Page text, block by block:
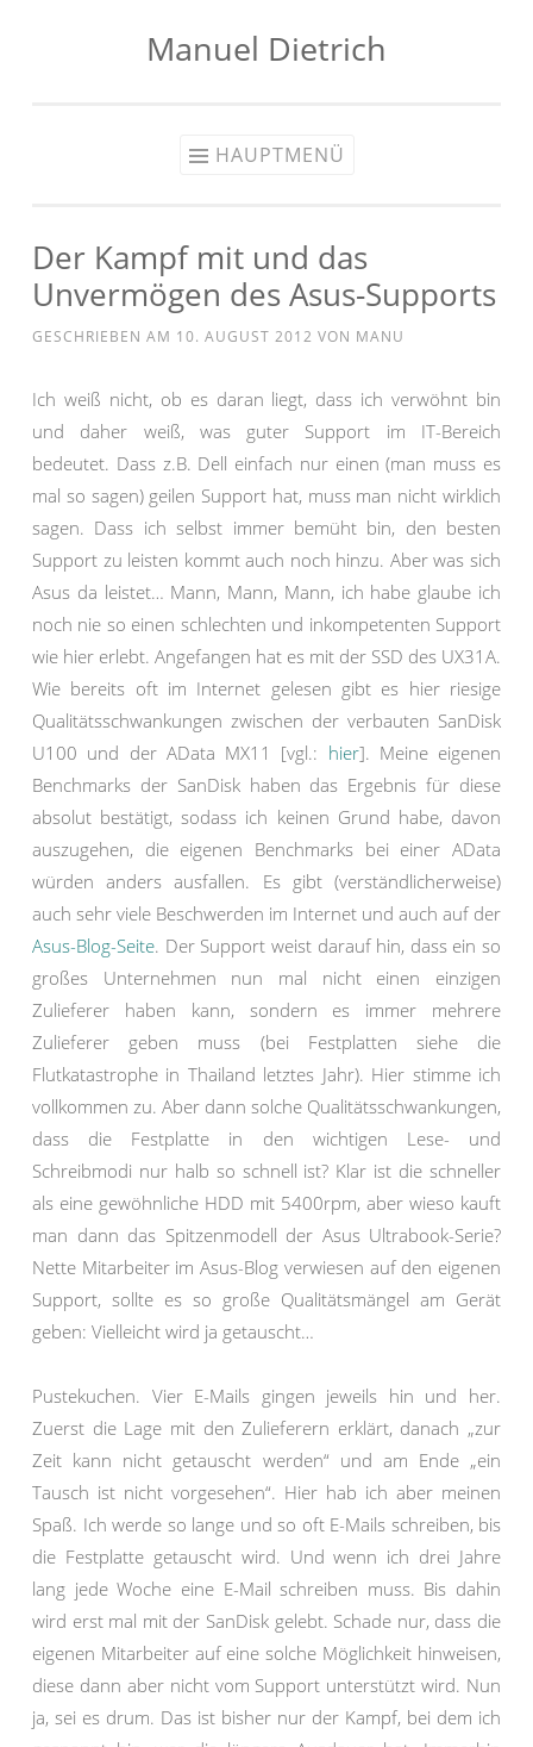
Manuel Dietrich
HAUPTMENÜ
Der Kampf mit und das
Unvermögen des Asus-Supports
GESCHRIEBEN AM 10. AUGUST 2012 VON MANU
Ich weiß nicht, ob es daran liegt, dass ich verwöhnt bin
und daher weiß, was guter Support im IT-Bereich
bedeutet. Dass z.B. Dell einfach nur einen (man muss es
mal so sagen) geilen Support hat, muss man nicht wirklich
sagen. Dass ich selbst immer bemüht bin, den besten
Support zu leisten kommt auch noch hinzu. Aber was sich
Asus da leistet… Mann, Mann, Mann, ich habe glaube ich
noch nie so einen schlechten und inkompetenten Support
wie hier erlebt. Angefangen hat es mit der SSD des UX31A.
Wie bereits oft im Internet gelesen gibt es hier riesige
Qualitätsschwankungen zwischen der verbauten SanDisk
U100 und der AData MX11 [vgl.: hier]. Meine eigenen
Benchmarks der SanDisk haben das Ergebnis für diese
absolut bestätigt, sodass ich keinen Grund habe, davon
auszugehen, die eigenen Benchmarks bei einer AData
würden anders ausfallen. Es gibt (verständlicherweise)
auch sehr viele Beschwerden im Internet und auch auf der
Asus-Blog-Seite. Der Support weist darauf hin, dass ein so
großes Unternehmen nun mal nicht einen einzigen
Zulieferer haben kann, sondern es immer mehrere
Zulieferer geben muss (bei Festplatten siehe die
Flutkatastrophe in Thailand letztes Jahr). Hier stimme ich
vollkommen zu. Aber dann solche Qualitätsschwankungen,
dass die Festplatte in den wichtigen Lese- und
Schreibmodi nur halb so schnell ist? Klar ist die schneller
als eine gewöhnliche HDD mit 5400rpm, aber wieso kauft
man dann das Spitzenmodell der Asus Ultrabook-Serie?
Nette Mitarbeiter im Asus-Blog verwiesen auf den eigenen
Support, sollte es so große Qualitätsmängel am Gerät
geben: Vielleicht wird ja getauscht…
Pustekuchen. Vier E-Mails gingen jeweils hin und her.
Zuerst die Lage mit den Zulieferern erklärt, danach „zur
Zeit kann nicht getauscht werden“ und am Ende „ein
Tausch ist nicht vorgesehen“. Hier hab ich aber meinen
Spaß. Ich werde so lange und so oft E-Mails schreiben, bis
die Festplatte getauscht wird. Und wenn ich drei Jahre
lang jede Woche eine E-Mail schreiben muss. Bis dahin
wird erst mal mit der SanDisk gelebt. Schade nur, dass die
eigenen Mitarbeiter auf eine solche Möglichkeit hinweisen,
diese dann aber nicht vom Support unterstützt wird. Nun
ja, sei es drum. Das ist bisher nur der Kampf, bei dem ich